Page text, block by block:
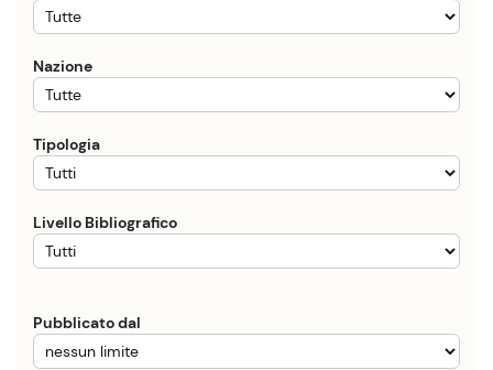
Nazione
Tipologia
Livello Bibliografico
Pubblicato dal